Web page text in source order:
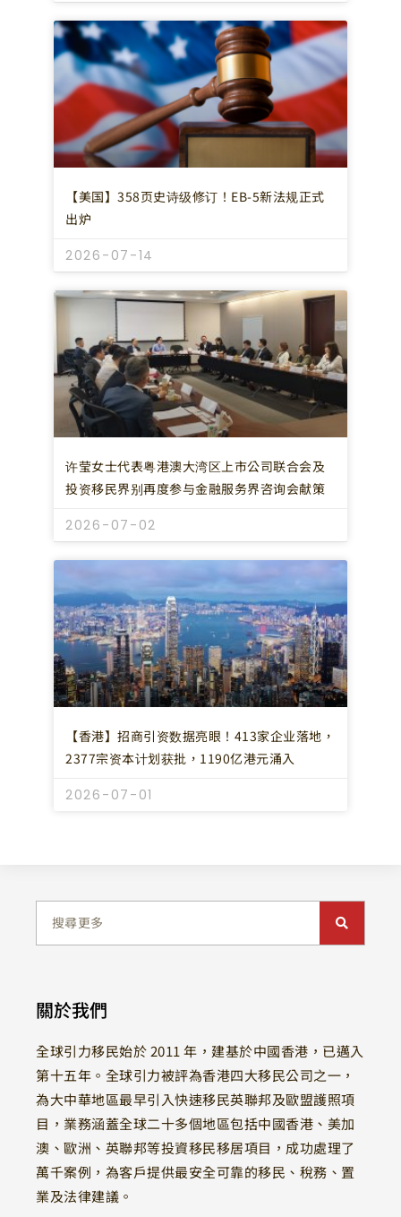
【美国】358页史诗级修订！EB-5新法规正式
出炉
2026-07-14
许莹女士代表粤港澳大湾区上市公司联合会及
投资移民界别再度参与金融服务界咨询会献策
2026-07-02
【香港】招商引资数据亮眼！413家企业落地，
2377宗资本计划获批，1190亿港元涌入
2026-07-01
關於我們
全球引力移民始於 2011 年，建基於中國香港，已邁入
第十五年。全球引力被評為香港四大移民公司之一，
為大中華地區最早引入快速移民英聯邦及歐盟護照項
目，業務涵蓋全球二十多個地區包括中國香港、美加
澳、歐洲、英聯邦等投資移民移居項目，成功處理了
萬千案例，為客戶提供最安全可靠的移民、稅務、置
業及法律建議。